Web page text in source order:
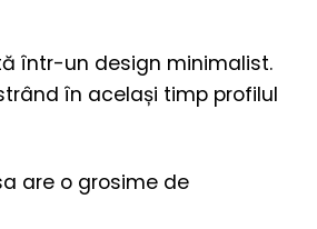
într-un design minimalist.
în același timp profilul
are o grosime de